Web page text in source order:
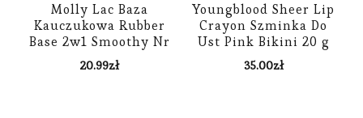
Molly Lac Baza
Kauczukowa Rubber
Base 2w1 Smoothy Nr
2 Angels Only 10g
20.99zł
Youngblood Sheer Lip
Crayon Szminka Do
Ust Pink Bikini 20 g
35.00zł